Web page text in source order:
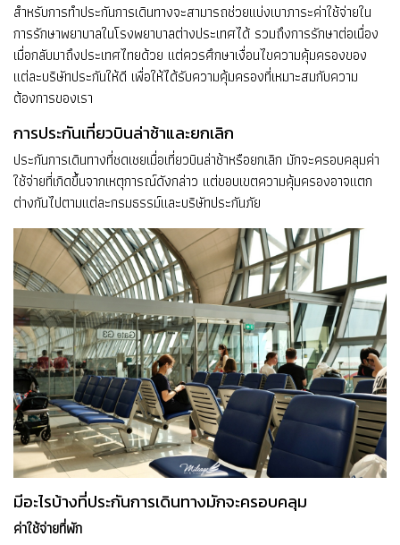
สำหรับการทำประกันการเดินทางจะสามารถช่วยแบ่งเบาภาระค่าใช้จ่ายใน
การรักษาพยาบาลในโรงพยาบาลต่างประเทศได้ รวมถึงการรักษาต่อเนื่อง
เมื่อกลับมาถึงประเทศไทยด้วย แต่ควรศึกษาเงื่อนไขความคุ้มครองของ
แต่ละบริษัทประกันให้ดี เพื่อให้ได้รับความคุ้มครองที่เหมาะสมกับความ
ต้องการของเรา
การประกันเที่ยวบินล่าช้าและยกเลิก
ประกันการเดินทางที่ชดเชยเมื่อเที่ยวบินล่าช้าหรือยกเลิก มักจะครอบคลุมค่า
ใช้จ่ายที่เกิดขึ้นจากเหตุการณ์ดังกล่าว แต่ขอบเขตความคุ้มครองอาจแตก
ต่างกันไปตามแต่ละกรมธรรม์และบริษัทประกันภัย
มีอะไรบ้างที่ประกันการเดินทางมักจะครอบคลุม
ค่าใช้จ่ายที่พัก